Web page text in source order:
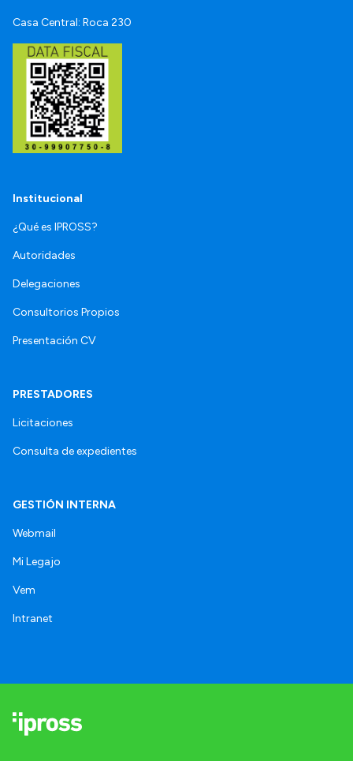
Casa Central: Roca 230
Institucional
¿Qué es IPROSS?
Autoridades
Delegaciones
Consultorios Propios
Presentación CV
PRESTADORES
Licitaciones
Consulta de expedientes
GESTIÓN INTERNA
Webmail
Mi Legajo
Vem
Intranet